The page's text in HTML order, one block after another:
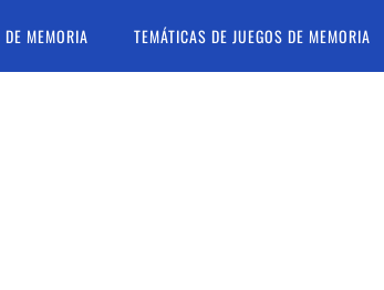
MEMORIA TEMÁTICAS DE JUEGOS DE MEMORIA